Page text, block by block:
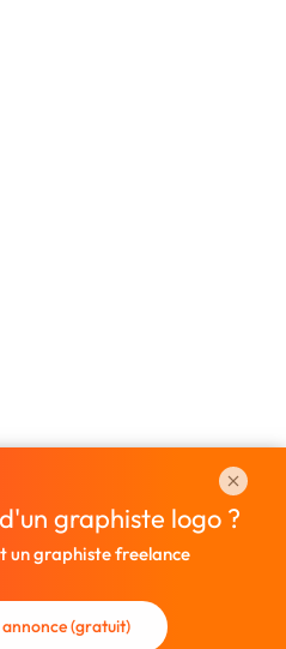
graphiste logo ?
un graphiste freelance
annonce (gratuit)